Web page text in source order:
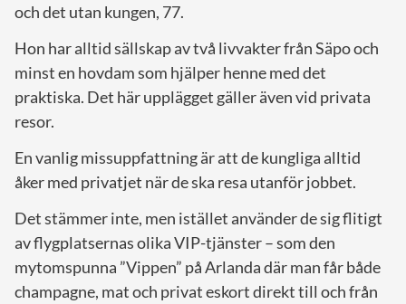
och det utan kungen, 77.
Hon har alltid sällskap av två livvakter från Säpo och
minst en hovdam som hjälper henne med det
praktiska. Det här upplägget gäller även vid privata
resor.
En vanlig missuppfattning är att de kungliga alltid
åker med privatjet när de ska resa utanför jobbet.
Det stämmer inte, men istället använder de sig flitigt
av flygplatsernas olika VIP-tjänster – som den
mytomspunna ”Vippen” på Arlanda där man får både
champagne, mat och privat eskort direkt till och från